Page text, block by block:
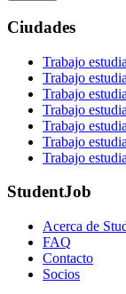
Ciudades
Trabajo
Trabajo
Trabajo
Trabajo
Trabajo
Trabajo
Trabajo
StudentJob
Acerca de
FAQ
Contacto
Socios